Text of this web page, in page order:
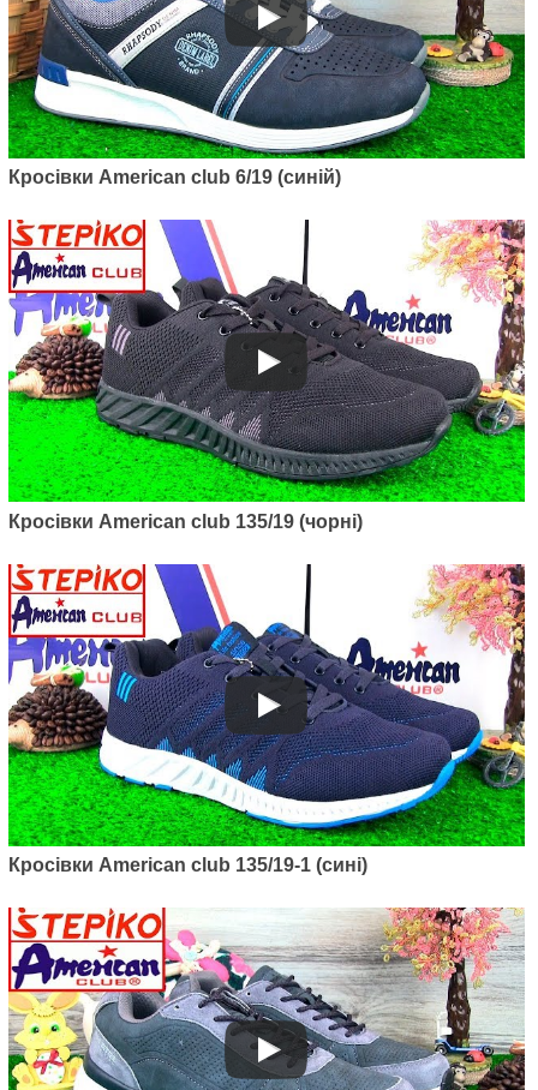
Кросівки American club 6/19 (синій)
Кросівки American club 135/19 (чорні)
Кросівки American club 135/19-1 (сині)